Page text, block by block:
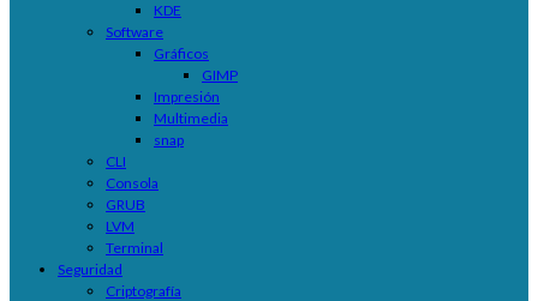
KDE
Software
Gráficos
GIMP
Impresión
Multimedia
snap
CLI
Consola
GRUB
LVM
Terminal
Seguridad
Criptografía